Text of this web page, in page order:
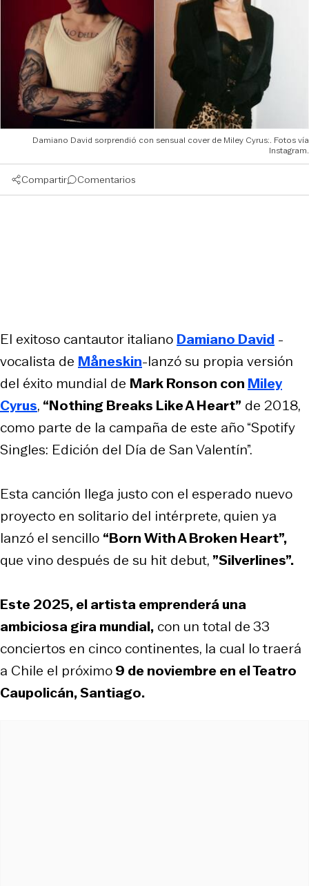
Damiano David sorprendió con sensual cover de Miley Cyrus:. Fotos vía
Instagram.
Compartir Comentarios
El exitoso cantautor italiano Damiano David -
vocalista de Måneskin-lanzó su propia versión
del éxito mundial de Mark Ronson con Miley
Cyrus, “Nothing Breaks Like A Heart” de 2018,
como parte de la campaña de este año “Spotify
Singles: Edición del Día de San Valentín”.
Esta canción llega justo con el esperado nuevo
proyecto en solitario del intérprete, quien ya
lanzó el sencillo “Born With A Broken Heart”,
que vino después de su hit debut, ”Silverlines”.
Este 2025, el artista emprenderá una
ambiciosa gira mundial, con un total de33
conciertos en cinco continentes, la cual lo traerá
a Chile el próximo9 de noviembre en el Teatro
Caupolicán, Santiago.